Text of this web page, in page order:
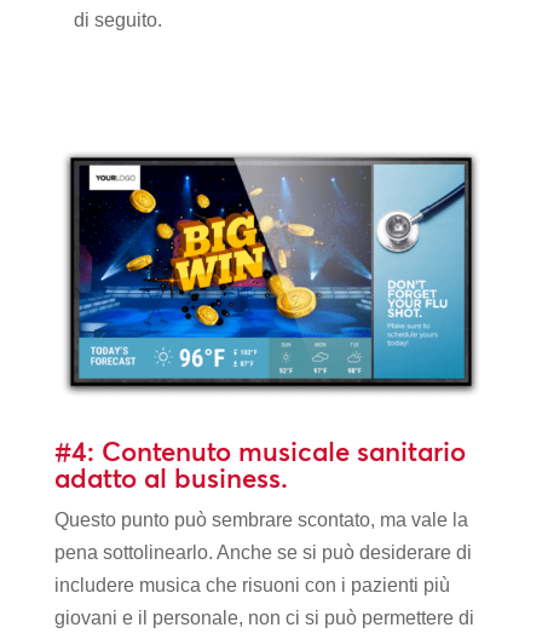
di seguito.
#4: Contenuto musicale sanitario
adatto al business.
Questo punto può sembrare scontato, ma vale la
pena sottolinearlo. Anche se si può desiderare di
includere musica che risuoni con i pazienti più
giovani e il personale, non ci si può permettere di